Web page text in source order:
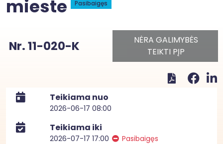
mieste
Pasibaigęs
Nr. 11-020-K
NĖRA GALIMYBĖS
TEIKTI PĮP
Teikiama nuo
2026-06-17 08:00
Teikiama iki
2026-07-17 17:00 Pasibaigęs